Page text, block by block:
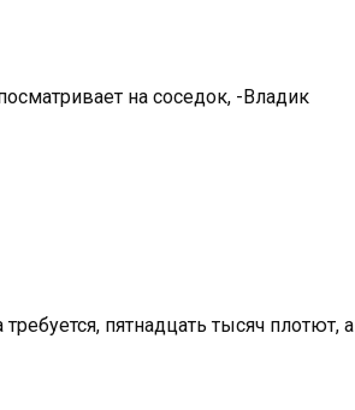
на соседок, -Владик
пятнадцать тысяч плотют, а